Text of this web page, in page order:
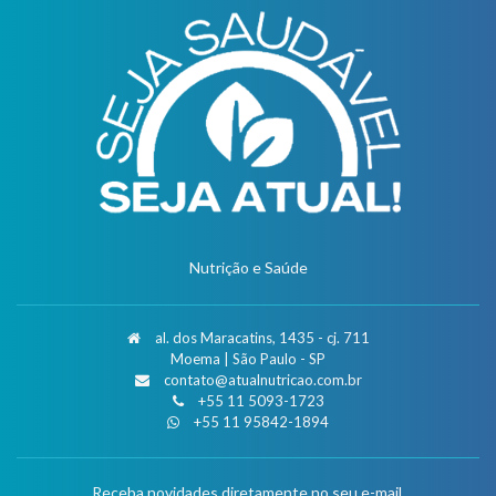
Nutrição e Saúde
al. dos Maracatins, 1435 - cj. 711
Moema | São Paulo - SP
contato@atualnutricao.com.br
+55 11 5093-1723
+55 11 95842-1894
Receba novidades diretamente no seu e-mail.